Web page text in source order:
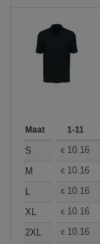
Maat 1-11
S € 10.16
M
€ 10.16
L
€ 10.16
XL
€ 10.16
2XL
€ 10.16